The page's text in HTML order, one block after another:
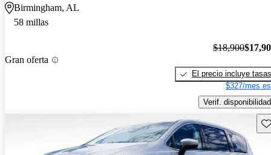
Birmingham, AL
58 millas
Gran oferta
$18,900
El precio incluye tasas
$327/mes
Verif. disponibilidad